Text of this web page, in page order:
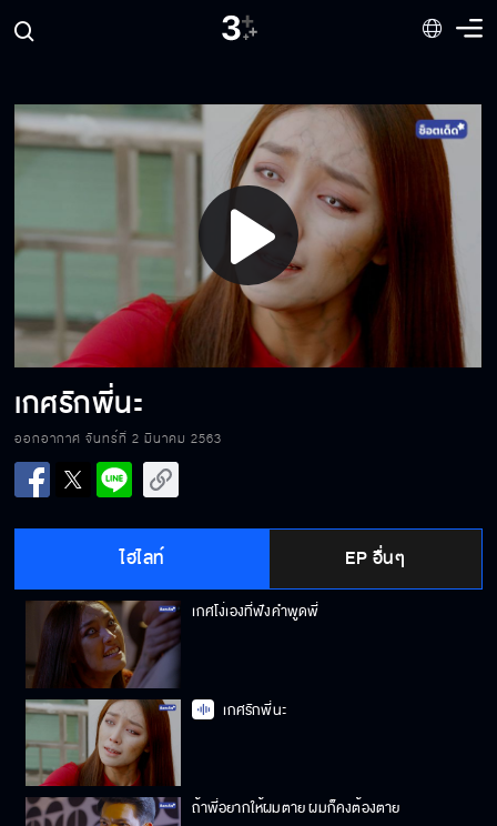
Play
Video
เกศรักพี่นะ
ออกอากาศ จันทร์ที่ 2 มีนาคม 2563
ไฮไลท์ EP อื่นๆ
เกศโง่เองที่ฟังคำพูดพี่
เกศรักพี่นะ
ถ้าพี่อยากให้ผมตาย ผมก็คงต้องตาย